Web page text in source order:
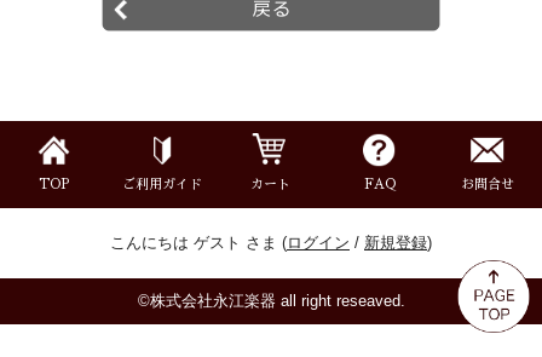
TOP ご利用ガイド カート FAQ お問合せ
こんにちは ゲスト さま (ログイン / 新規登録)
©株式会社永江楽器 all right reseaved.
譜面台・指揮棒